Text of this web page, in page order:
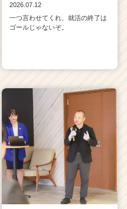
2026.07.12
一つ言わせてくれ、就活の終了は
ゴールじゃないぞ。